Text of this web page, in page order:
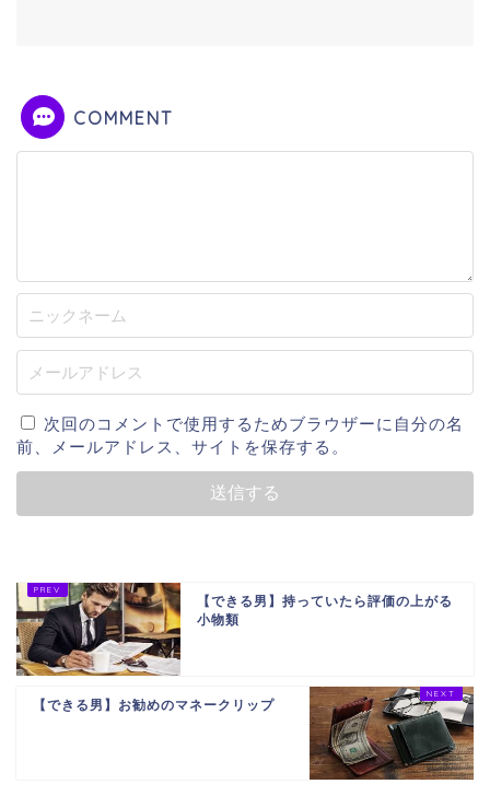
COMMENT
次回のコメントで使用するためブラウザーに自分の名
前、メールアドレス、サイトを保存する。
【できる男】持っていたら評価の上がる
小物類
【できる男】お勧めのマネークリップ